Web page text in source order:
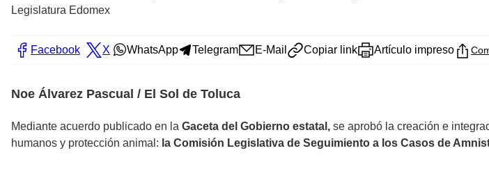
Legislatura Edomex
Facebook X WhatsApp Telegram E-Mail Copiar link Artículo impreso
Noe Álvarez Pascual / El Sol de Toluca
Mediante acuerdo publicado en la Gaceta del Gobierno estatal, se aprobó la creación e
humanos y protección animal: la Comisión Legislativa de Seguimiento a los Casos de